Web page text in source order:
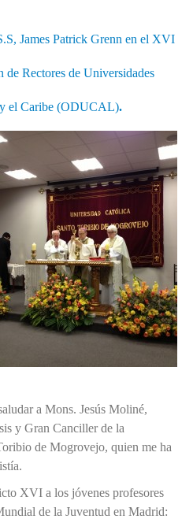
James Patrick Grenn en el XVI
Rectores de Universidades
el Caribe (ODUCAL).
a Mons. Jesús Moliné,
y Gran Canciller de la
de Mogrovejo, quien me ha
XVI a los jóvenes profesores
de la Juventud en Madrid: